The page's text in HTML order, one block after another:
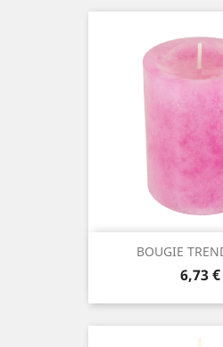
BOUGIE
Prix
6,73 €